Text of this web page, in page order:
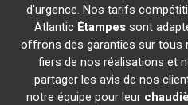
d'urgence. Nos tarifs
Atlantic Étampessont
offrons des garanties sur tous
fiers de nos réalisations et
partager les avis de nos
notre équipe pour leur